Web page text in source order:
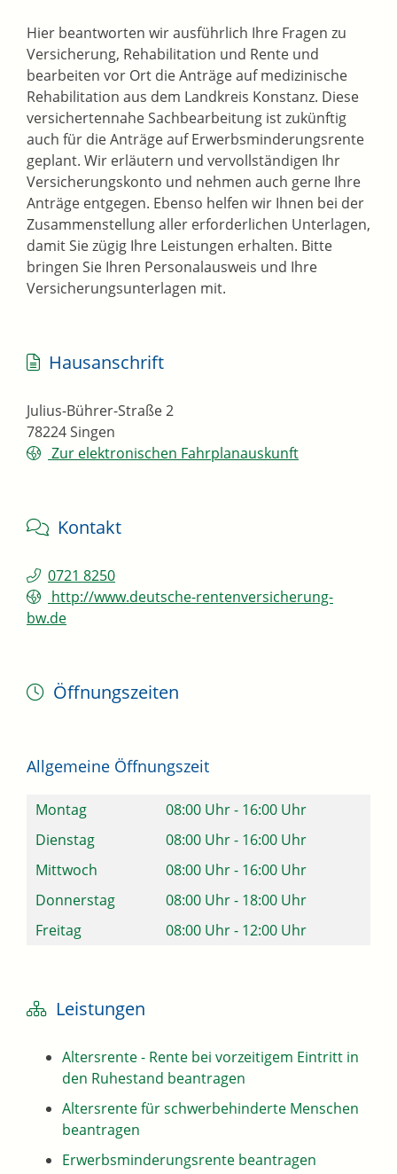
Hier beantworten wir ausführlich Ihre Fragen zu
Versicherung, Rehabilitation und Rente und
bearbeiten vor Ort die Anträge auf medizinische
Rehabilitation aus dem Landkreis Konstanz. Diese
versichertennahe Sachbearbeitung ist zukünftig
auch für die Anträge auf Erwerbsminderungsrente
geplant. Wir erläutern und vervollständigen Ihr
Versicherungskonto und nehmen auch gerne Ihre
Anträge entgegen. Ebenso helfen wir Ihnen bei der
Zusammenstellung aller erforderlichen Unterlagen,
damit Sie zügig Ihre Leistungen erhalten. Bitte
bringen Sie Ihren Personalausweis und Ihre
Versicherungsunterlagen mit.
Hausanschrift
Julius-Bührer-Straße 2
78224Singen
Zur elektronischen Fahrplanauskunft
Kontakt
0721 8250
http://www.deutsche-rentenversicherung-
bw.de
Öffnungszeiten
Allgemeine Öffnungszeit
Montag 08:00 Uhr- 16:00 Uhr
Dienstag
08:00 Uhr- 16:00 Uhr
Mittwoch
08:00 Uhr- 16:00 Uhr
Donnerstag
08:00 Uhr- 18:00 Uhr
Freitag
08:00 Uhr- 12:00 Uhr
Leistungen
Altersrente - Rente bei vorzeitigem Eintritt in
den Ruhestand beantragen
Altersrente für schwerbehinderte Menschen
beantragen
Erwerbsminderungsrente beantragen